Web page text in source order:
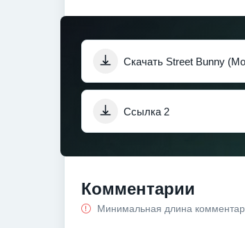
Скачать Street Bunny
Ссылка 2
Комментарии
Минимальная длина